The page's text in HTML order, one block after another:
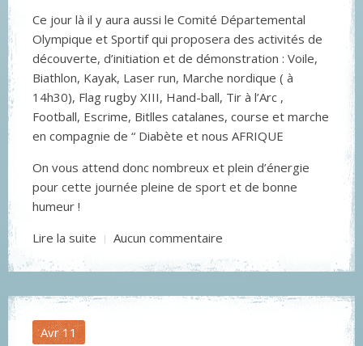
Ce jour là il y aura aussi le Comité Départemental
Olympique et Sportif qui proposera des activités de
découverte, d’initiation et de démonstration : Voile,
Biathlon, Kayak, Laser run, Marche nordique ( à
14h30), Flag rugby XIII, Hand-ball, Tir à l’Arc ,
Football, Escrime, Bitlles catalanes, course et marche
en compagnie de “ Diabète et nous AFRIQUE
On vous attend donc nombreux et plein d’énergie
pour cette journée pleine de sport et de bonne
humeur !
Lire la suite
Aucun commentaire
Avr 11